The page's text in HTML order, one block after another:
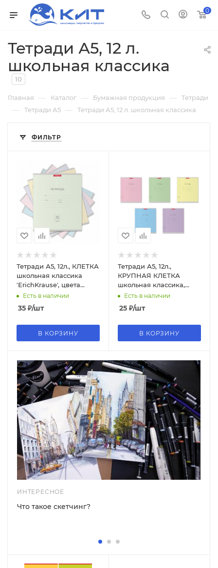
0
Тетради А5, 12 л.
школьная классика
10
Главная — Каталог — Бумажная продукция — Тетради
— Тетради А5 — Тетради А5, 12 л. школьная классика
ФИЛЬТР
Тетради А5, 12л., КЛЕТКА
школьная классика
'ErichKrause', цвета
ассорти
Есть в наличии
35 ₽/шт
В КОРЗИНУ
Тетради А5, 12л.,
КРУПНАЯ КЛЕТКА
школьная классика,
цвета ассорти
Есть в наличии
25 ₽/шт
В КОРЗИНУ
ИНТЕРЕСНОЕ
Что такое скетчинг?